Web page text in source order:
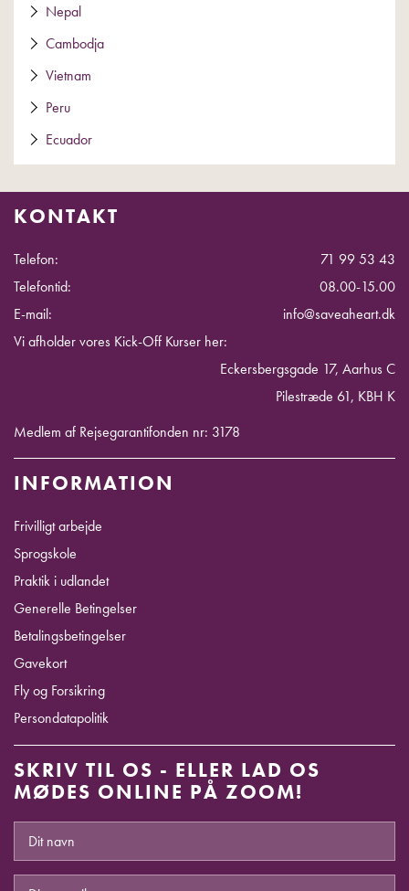
Nepal
Cambodja
Vietnam
Peru
Ecuador
KONTAKT
Telefon:
71 99 53 43
Telefontid:
08.00-15.00
E-mail:
info@saveaheart.dk
Vi afholder vores Kick-Off Kurser her:
Eckersbergsgade 17, Aarhus C
Pilestræde 61, KBH K
Medlem af Rejsegarantifonden nr: 3178
INFORMATION
Frivilligt arbejde
Sprogskole
Praktik i udlandet
Generelle Betingelser
Betalingsbetingelser
Gavekort
Fly og Forsikring
Persondatapolitik
SKRIV TIL OS - ELLER LAD OS
MØDES ONLINE PÅ ZOOM!